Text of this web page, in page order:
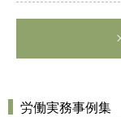
労働実務事例集